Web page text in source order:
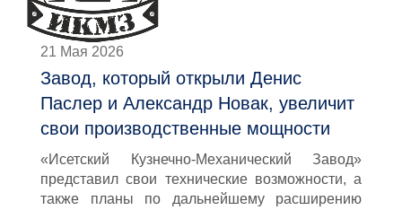
21 Мая 2026
Завод, который открыли Денис
Паслер и Александр Новак, увеличит
свои производственные мощности
«Исетский Кузнечно-Механический Завод»
представил свои технические возможности, а
также планы по дальнейшему расширению